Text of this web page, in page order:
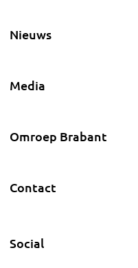
Nieuws
Media
Omroep Brabant
Contact
Social